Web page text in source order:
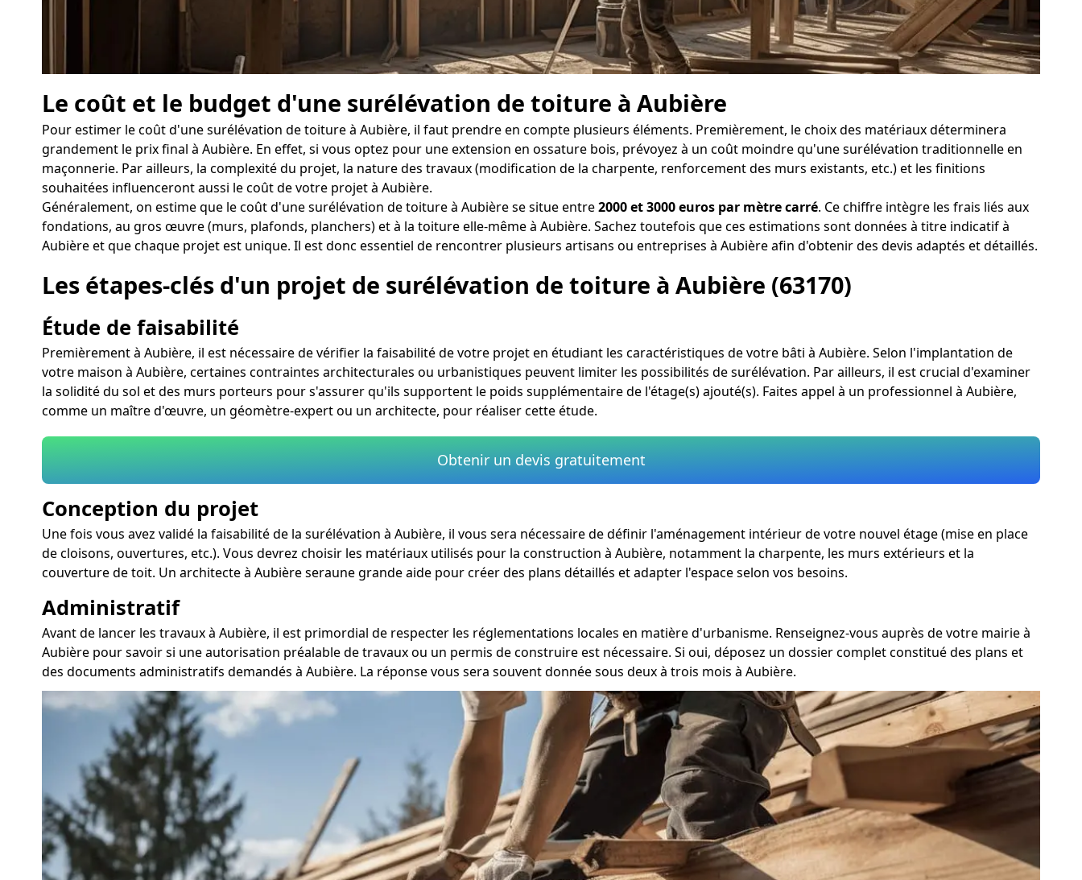
Le coût et le budget d'une surélévation de toiture à Aubière
Pour estimer le coût d'une surélévation de toiture à Aubière, il faut prendre en compte plusieurs éléments. Premièrement, le choix des matériaux déterminera
grandement le prix final à Aubière. En effet, si vous optez pour une extension en ossature bois, prévoyez à un coût moindre qu'une surélévation traditionnelle en
maçonnerie. Par ailleurs, la complexité du projet, la nature des travaux (modification de la charpente, renforcement des murs existants, etc.) et les finitions
souhaitées influenceront aussi le coût de votre projet à Aubière.
Généralement, on estime que le coût d'une surélévation de toiture à Aubière se situe entre2000 et 3000 euros par mètre carré. Ce chiffre intègre les frais liés aux
fondations, au gros œuvre (murs, plafonds, planchers) et à la toiture elle-même à Aubière. Sachez toutefois que ces estimations sont données à titre indicatif à
Aubière et que chaque projet est unique. Il est donc essentiel de rencontrer plusieurs artisans ou entreprises à Aubière afin d'obtenir des devis adaptés et détaillés.
Les étapes-clés d'un projet de surélévation de toiture à Aubière (63170)
Étude de faisabilité
Premièrement à Aubière, il est nécessaire de vérifier la faisabilité de votre projet en étudiant les caractéristiques de votre bâti à Aubière. Selon l'implantation de
votre maison à Aubière, certaines contraintes architecturales ou urbanistiques peuvent limiter les possibilités de surélévation. Par ailleurs, il est crucial d'examiner
la solidité du sol et des murs porteurs pour s'assurer qu'ils supportent le poids supplémentaire de l'étage(s) ajouté(s). Faites appel à un professionnel à Aubière,
comme un maître d'œuvre, un géomètre-expert ou un architecte, pour réaliser cette étude.
Obtenir un devis gratuitement
Conception du projet
Une fois vous avez validé la faisabilité de la surélévation à Aubière, il vous sera nécessaire de définir l'aménagement intérieur de votre nouvel étage (mise en place
de cloisons, ouvertures, etc.). Vous devrez choisir les matériaux utilisés pour la construction à Aubière, notamment la charpente, les murs extérieurs et la
couverture de toit. Un architecte à Aubière seraune grande aide pour créer des plans détaillés et adapter l'espace selon vos besoins.
Administratif
Avant de lancer les travaux à Aubière, il est primordial de respecter les réglementations locales en matière d'urbanisme. Renseignez-vous auprès de votre mairie à
Aubière pour savoir si une autorisation préalable de travaux ou un permis de construire est nécessaire. Si oui, déposez un dossier complet constitué des plans et
des documents administratifs demandés à Aubière. La réponse vous sera souvent donnée sous deux à trois mois à Aubière.